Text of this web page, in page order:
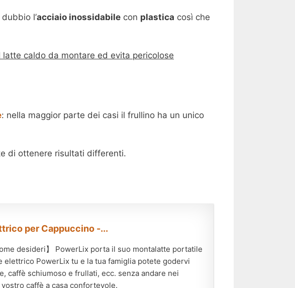
l’acciaio inossidabile con plastica così che
caldo da montare ed evita pericolose
: nella maggior parte dei casi il frullino ha un unico
di ottenere risultati differenti.
per Cappuccino -...
desideri】 PowerLix porta il suo montalatte portatile
elettrico PowerLix tu e la tua famiglia potete godervi
caffè schiumoso e frullati, ecc. senza andare nei
caffè a casa confortevole.